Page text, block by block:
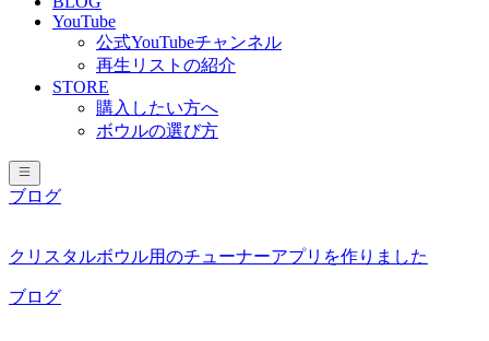
YouTube
公式YouTubeチャンネル
再生リストの紹介
STORE
購入したい方へ
ボウルの選び方
ブログ
クリスタルボウル用のチューナーアプリを作りました
ブログ